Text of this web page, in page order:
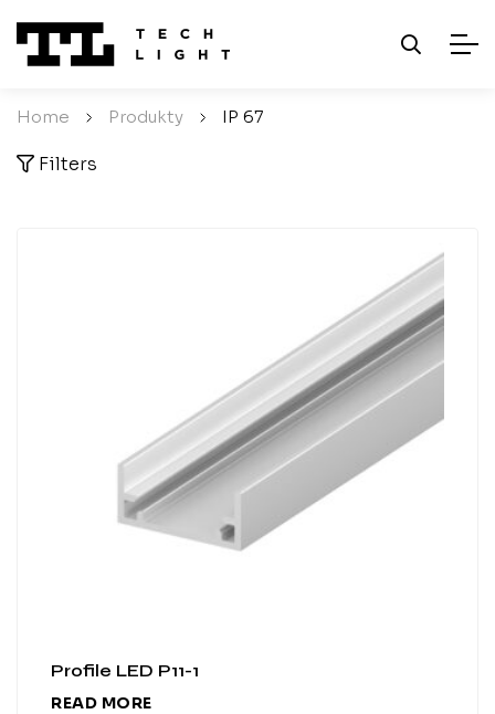
Home / Produkty / IP 67
Filters
Profile LED P11-1
READ MORE